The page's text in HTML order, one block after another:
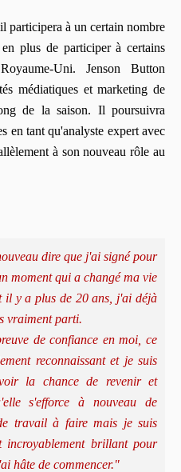
participera à un certain nombre
plus de participer à certains
Uni. Jenson Button
médiatiques et marketing de
de la saison. Il poursuivra
en tant qu'analyste expert avec
à son nouveau rôle au
dire que j'ai signé pour
moment qui a changé ma vie
il y a plus de 20 ans, j'ai déjà
vraiment parti.
de confiance en moi, ce
reconnaissant et je suis
la chance de revenir et
s'efforce à nouveau de
travail à faire mais je suis
incroyablement brillant pour
hâte de commencer."